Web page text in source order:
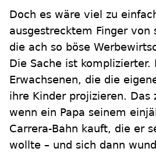
Doch es wäre viel zu
ausgestrecktem Finger von
die ach so böse
Die Sache ist komplizierter.
Erwachsenen, die die
ihre Kinder projizieren. Das
wenn ein Papa seinem
Carrera-Bahn kauft, die er
wollte – und sich dann